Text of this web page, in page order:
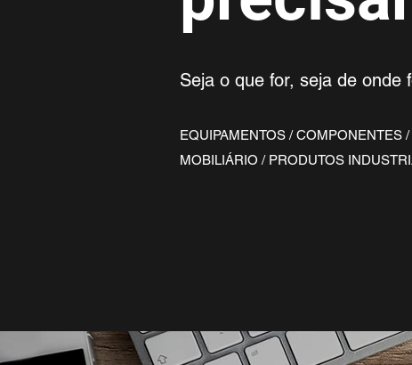
Seja o que for, seja de onde
EQUIPAMENTOS / COMPONENTES
MOBILIÁRIO / PRODUTOS